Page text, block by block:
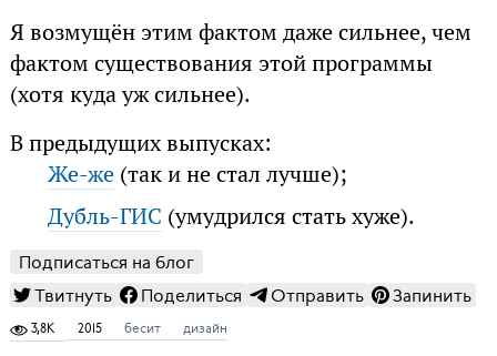
Я возмущён этим фактом даже сильнее, чем
фактом существования этой программы
(хотя куда уж сильнее).
В предыдущих выпусках:
Же-же (так и не стал лучше);
Дубль-ГИС (умудрился стать хуже).
Подписаться на блог
Твитнуть
Поделиться Отправить Запинить
3,8K 2015 бесит дизайн